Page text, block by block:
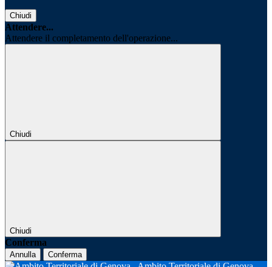
Chiudi
Attendere...
Attendere il completamento dell'operazione...
Chiudi
Chiudi
Conferma
Annulla Conferma